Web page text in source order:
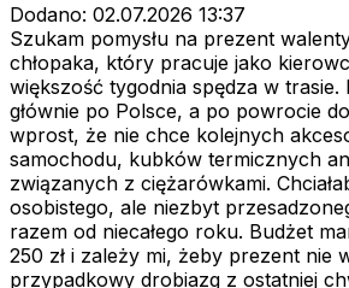
Dodano: 02.07.2026 13:37
Szukam pomysłu na prezent
chłopaka, który pracuje jako
większość tygodnia spędza w trasie.
głównie po Polsce, a po powrocie
wprost, że nie chce kolejnych
samochodu, kubków termicznych
związanych z ciężarówkami.
osobistego, ale niezbyt
razem od niecałego roku. Budżet
250 zł i zależy mi, żeby prezent nie
przypadkowy drobiazg z ostatniej